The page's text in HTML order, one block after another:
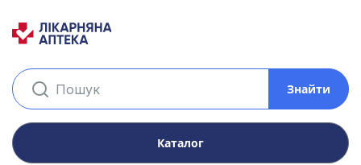
Каталог
Знайти